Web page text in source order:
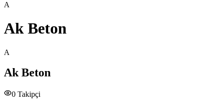
A
Ak Beton
A
Ak Beton
0 Takipçi